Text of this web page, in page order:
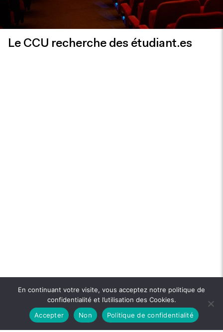
Le CCU recherche des étudiant.es
En continuant votre visite, vous acceptez notre politique de
confidentialité et l’utilisation des Cookies.
Accepter
Non Politique de confidentialité